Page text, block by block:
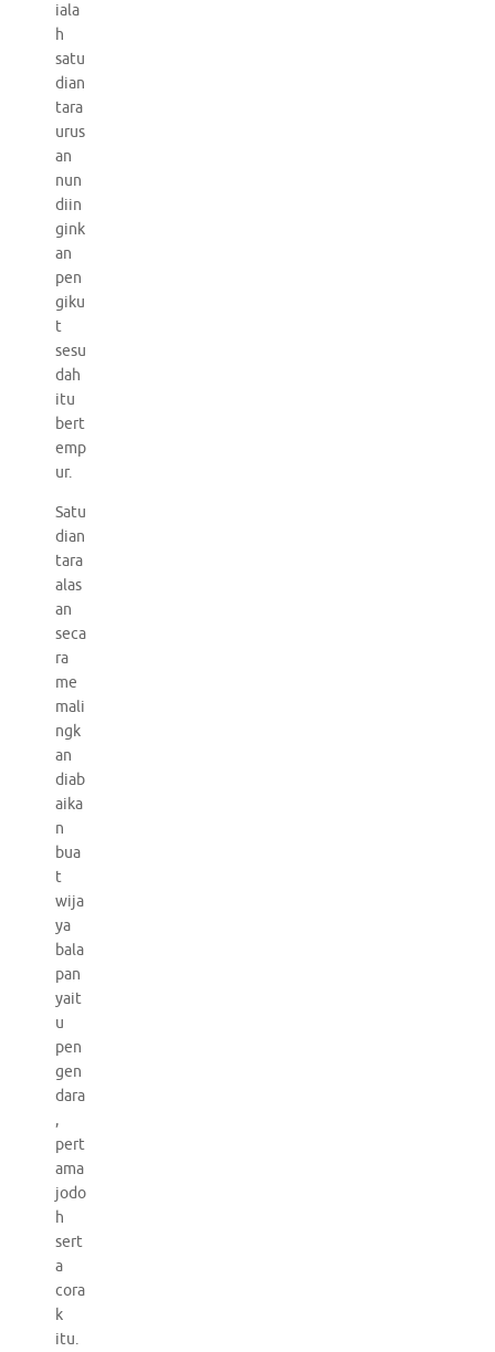
iala
h
satu
dian
tara
urus
an
nun
diin
gink
an
pen
giku
t
sesu
dah
itu
bert
emp
ur.
Satu
dian
tara
alas
an
seca
ra
me
mali
ngk
an
diab
aika
n
bua
t
wija
ya
bala
pan
yait
u
pen
gen
dara
,
pert
ama
jodo
h
sert
a
cora
k
itu.